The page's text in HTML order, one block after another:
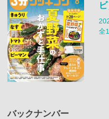
全
バックナンバー